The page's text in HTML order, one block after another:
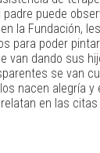
padre puede
la Fundación,
para poder
van dando sus
se van
nacen alegría
en las